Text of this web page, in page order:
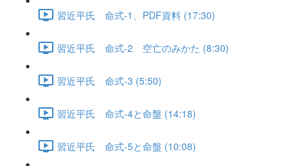
習近平氏 命式-1、PDF資料 (17:30)
習近平氏 命式-2 空亡のみかた (8:30)
習近平氏 命式-3 (5:50)
習近平氏 命式-4と命盤 (14:18)
習近平氏 命式-5と命盤 (10:08)